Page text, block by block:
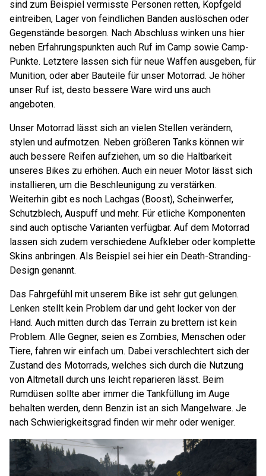
sind zum Beispiel vermisste Personen retten, Kopfgeld
eintreiben, Lager von feindlichen Banden auslöschen oder
Gegenstände besorgen. Nach Abschluss winken uns hier
neben Erfahrungspunkten auch Ruf im Camp sowie Camp-
Punkte. Letztere lassen sich für neue Waffen ausgeben, für
Munition, oder aber Bauteile für unser Motorrad. Je höher
unser Ruf ist, desto bessere Ware wird uns auch
angeboten.
Unser Motorrad lässt sich an vielen Stellen verändern,
stylen und aufmotzen. Neben größeren Tanks können wir
auch bessere Reifen aufziehen, um so die Haltbarkeit
unseres Bikes zu erhöhen. Auch ein neuer Motor lässt sich
installieren, um die Beschleunigung zu verstärken.
Weiterhin gibt es noch Lachgas (Boost), Scheinwerfer,
Schutzblech, Auspuff und mehr. Für etliche Komponenten
sind auch optische Varianten verfügbar. Auf dem Motorrad
lassen sich zudem verschiedene Aufkleber oder komplette
Skins anbringen. Als Beispiel sei hier ein Death-Stranding-
Design genannt.
Das Fahrgefühl mit unserem Bike ist sehr gut gelungen.
Lenken stellt kein Problem dar und geht locker von der
Hand. Auch mitten durch das Terrain zu brettern ist kein
Problem. Alle Gegner, seien es Zombies, Menschen oder
Tiere, fahren wir einfach um. Dabei verschlechtert sich der
Zustand des Motorrads, welches sich durch die Nutzung
von Altmetall durch uns leicht reparieren lässt. Beim
Rumdüsen sollte aber immer die Tankfüllung im Auge
behalten werden, denn Benzin ist an sich Mangelware. Je
nach Schwierigkeitsgrad finden wir mehr oder weniger.